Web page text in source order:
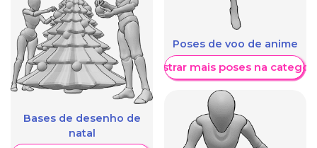
Bases de desenho de
natal
Poses de voo de anime
Mostrar mais poses na